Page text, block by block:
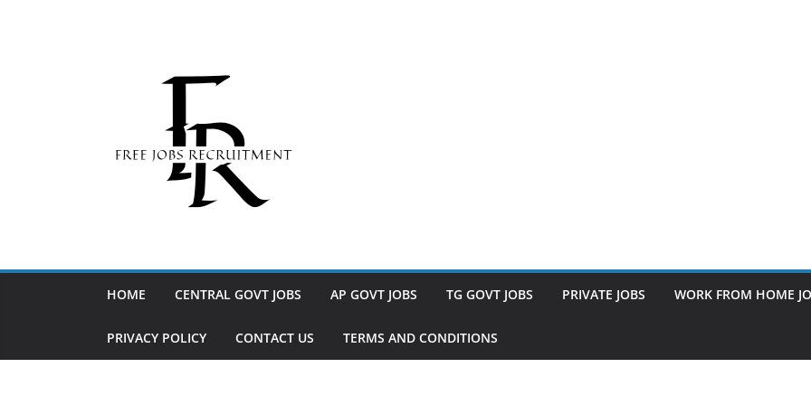
HOME CENTRAL GOVT JOBS AP GOVT JOBS TG GOVT JOBS PRIVATE JOBS WORK FROM HOME
PRIVACY POLICY CONTACT US TERMS AND CONDITIONS